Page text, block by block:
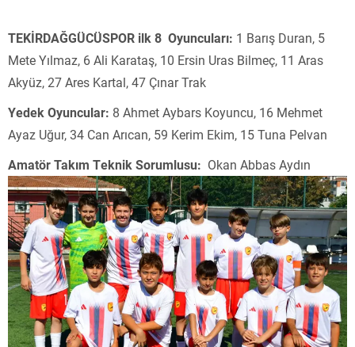
TEKİRDAĞGÜCÜSPOR ilk 8 Oyuncuları: 1 Barış Duran, 5
Mete Yılmaz, 6 Ali Karataş, 10 Ersin Uras Bilmeç, 11 Aras
Akyüz, 27 Ares Kartal, 47 Çınar Trak
Yedek Oyuncular: 8 Ahmet Aybars Koyuncu, 16 Mehmet
Ayaz Uğur, 34 Can Arıcan, 59 Kerim Ekim, 15 Tuna Pelvan
Amatör Takım Teknik Sorumlusu: Okan Abbas Aydın